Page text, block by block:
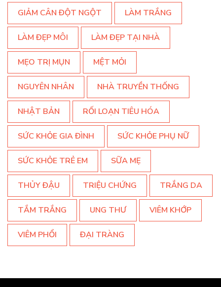
GIẢM CÂN ĐỘT NGỘT LÀM TRẮNG
LÀM ĐẸP MÔI LÀM ĐẸP TẠI NHÀ
MẸO TRỊ MỤN MỆT MỎI
NGUYÊN NHÂN NHÀ TRUYỀN THỐNG
NHẬT BẢN RỐI LOẠN TIÊU HÓA
SỨC KHỎE GIA ĐÌNH SỨC KHỎE PHỤ NỮ
SỨC KHỎE TRẺ EM SỮA MẸ
THỦY ĐẬU TRIỆU CHỨNG TRẮNG DA
TẮM TRẮNG UNG THƯ VIÊM KHỚP
VIÊM PHỔI ĐẠI TRÀNG